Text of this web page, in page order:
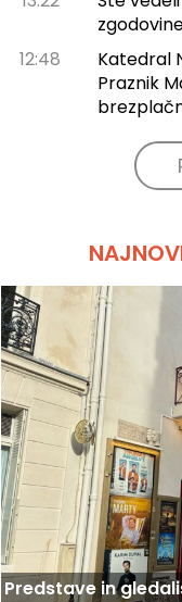
12:48
Katedral
Praznik
Predstave in